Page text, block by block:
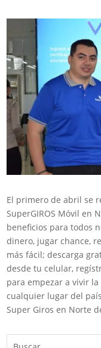
El primero de abril se
SuperGIROS Móvil en
beneficios para todos
dinero, jugar chance,
más fácil; descarga
desde tu celular,
para empezar a vivir
cualquier lugar del
Super Giros en Norte